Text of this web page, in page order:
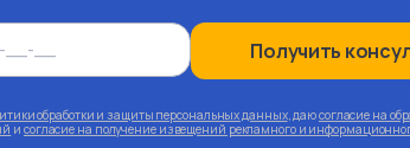
Получить
обработки и защиты персональных данных, даюсогласие на
и согласие на получение извещений рекламного и